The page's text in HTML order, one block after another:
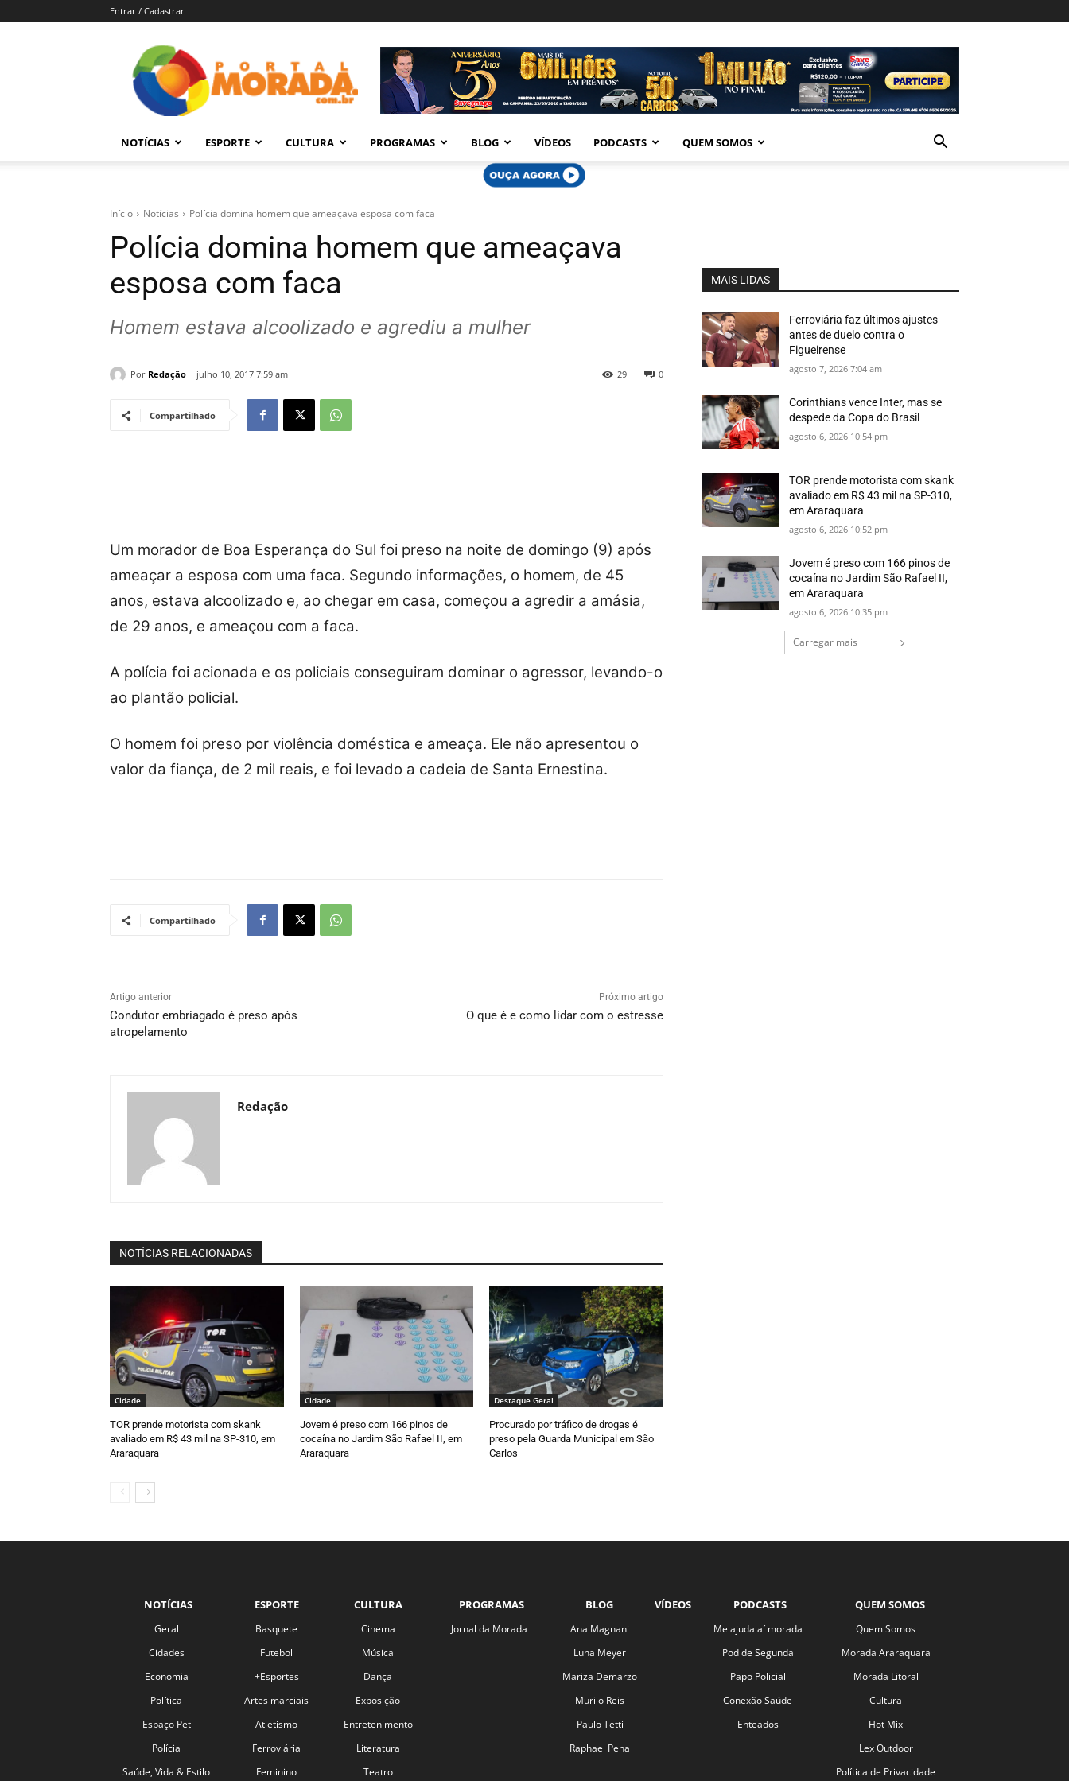
Entrar / Cadastrar
Morada
–
Araraquara
NOTÍCIAS ESPORTE CULTURA PROGRAMAS BLOG VÍDEOS PODCASTS QUEM SOMOS
Início Notícias Polícia domina homem que ameaçava esposa com faca
Polícia domina homem que ameaçava
esposa com faca
Homem estava alcoolizado e agrediu a mulher
Por Redação julho 10, 2017 7:59 am 0
29
Compartilhado
Um morador de Boa Esperança do Sul foi preso na noite de domingo (9) após
ameaçar a esposa com uma faca. Segundo informações, o homem, de 45
anos, estava alcoolizado e, ao chegar em casa, começou a agredir a amásia,
de 29 anos, e ameaçou com a faca.
A polícia foi acionada e os policiais conseguiram dominar o agressor, levando-o
ao plantão policial.
O homem foi preso por violência doméstica e ameaça. Ele não apresentou o
valor da fiança, de 2 mil reais, e foi levado a cadeia de Santa Ernestina.
Compartilhado
Artigo anterior
Condutor embriagado é preso após
atropelamento
Próximo artigo
O que é e como lidar com o estresse
Redação
NOTÍCIAS RELACIONADAS
Cidade
TOR prende motorista com skank
avaliado em R$ 43 mil na SP-310, em
Araraquara
Cidade
Jovem é preso com 166 pinos de
cocaína no Jardim São Rafael II, em
Araraquara
Destaque Geral
Procurado por tráfico de drogas é
preso pela Guarda Municipal em São
Carlos
MAIS LIDAS
Ferroviária faz últimos ajustes
antes de duelo contra o
Figueirense
agosto 7, 2026 7:04 am
Corinthians vence Inter, mas se
despede da Copa do Brasil
agosto 6, 2026 10:54 pm
TOR prende motorista com skank
avaliado em R$ 43 mil na SP-310,
em Araraquara
agosto 6, 2026 10:52 pm
Jovem é preso com 166 pinos de
cocaína no Jardim São Rafael II,
em Araraquara
agosto 6, 2026 10:35 pm
Carregar mais
NOTÍCIAS
Geral
Cidades
Economia
Política
Espaço Pet
Polícia
Saúde, Vida & Estilo
ESPORTE
Basquete
Futebol
+Esportes
Artes marciais
Atletismo
Ferroviária
Feminino
CULTURA
Cinema
Música
Dança
Exposição
Entretenimento
Literatura
Teatro
PROGRAMAS
Jornal da Morada
BLOG
Ana Magnani
Luna Meyer
Mariza Demarzo
Murilo Reis
Paulo Tetti
Raphael Pena
VÍDEOS PODCASTS
Me ajuda aí morada
Pod de Segunda
Papo Policial
Conexão Saúde
Enteados
QUEM SOMOS
Quem Somos
Morada Araraquara
Morada Litoral
Cultura
Hot Mix
Lex Outdoor
Política de Privacidade